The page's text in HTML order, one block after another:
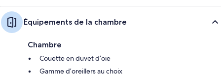
Équipements de la chambre
Chambre
Couette en duvet d’oie
Gamme d’oreillers au choix